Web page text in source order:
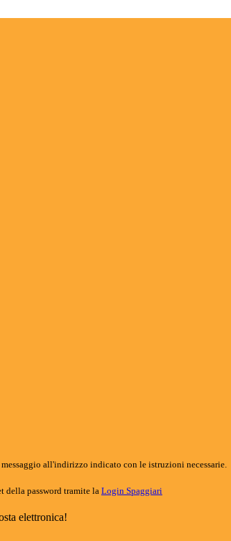
all'indirizzo indicato con le istruzioni necessarie.
della password tramite la Login Spaggiari
elettronica!